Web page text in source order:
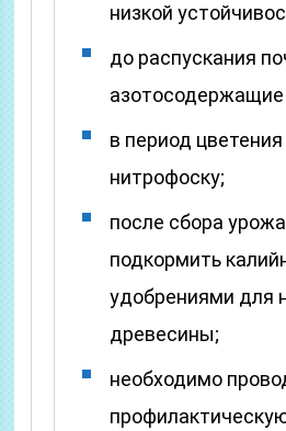
низкой
до распускания
азотосодержащие
в период
нитрофоску;
после сбора
подкормить
удобрениями для
древесины;
необходимо